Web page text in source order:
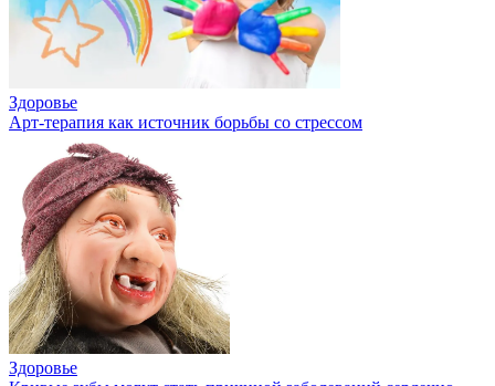
Здоровье
Арт-терапия как источник борьбы со стрессом
Здоровье